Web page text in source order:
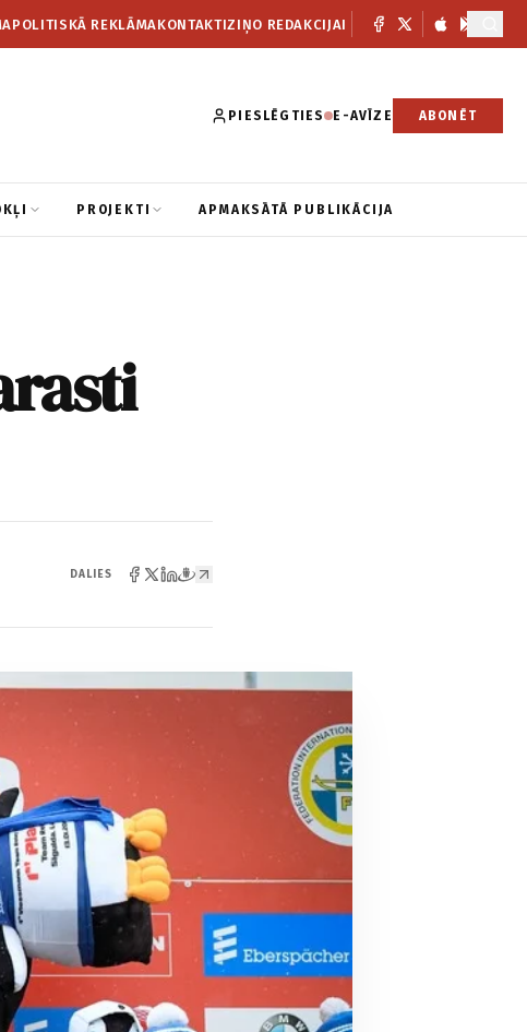
POLITISKĀ REKLĀMAKONTAKTIZIŅO REDAKCIJAI
PIESLĒGTIES E-AVĪZE ABONĒT
PROJEKTI APMAKSĀTĀ PUBLIKĀCIJA
DALIES